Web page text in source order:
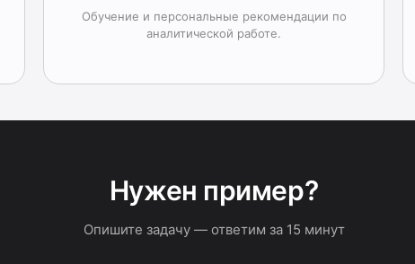
Обучение и персональные рекомендации по
аналитической работе.
Нужен пример?
Опишите задачу — ответим за 15 минут